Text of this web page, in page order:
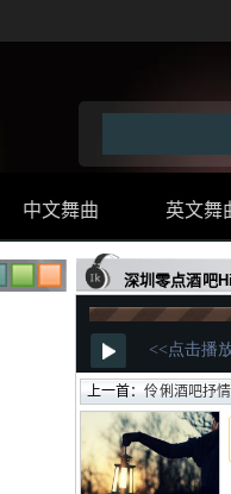
中文舞曲 英文舞
深圳零点酒吧
上一首：伶俐酒吧抒